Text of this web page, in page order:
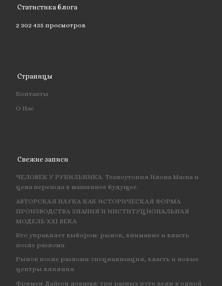
Статистика блога
2 302 435 просмотров
Страницы
Контакты
О Нас
Свежие записи
ЧЕЛОВЕК У РУБИЛЬНИКА. Техноутопия Илона Маска и
цена перехода в машинное будущее
АВТОРСКАЯ НАУКА КАК ИСТОРИЧЕСКАЯ ФОРМА
ПРОИЗВОДСТВА ЗНАНИЯ И ИНСТИТУЦИОНАЛЬНАЯ
МОДЕЛЬ XXI ВЕКА
Кто управляет выбором: рынок, внимание и власть
после разлома
Рынок после разлома: специализация, власть и новые
центры влияния
Фримен Дайсон доказал: три разных пути вели к одной